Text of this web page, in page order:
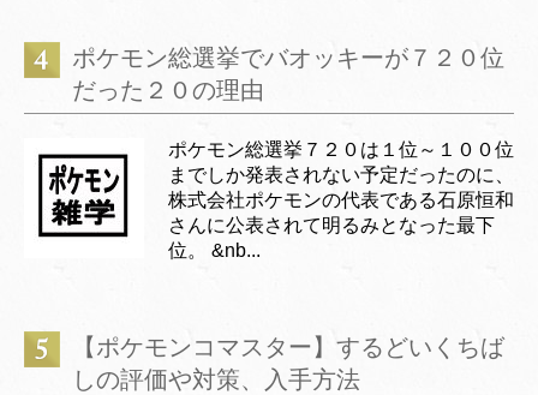
ポケモン総選挙でバオッキーが７２０位
だった２０の理由
ポケモン総選挙７２０は１位～１００位
までしか発表されない予定だったのに、
株式会社ポケモンの代表である石原恒和
さんに公表されて明るみとなった最下
位。 &nb...
【ポケモンコマスター】するどいくちば
しの評価や対策、入手方法